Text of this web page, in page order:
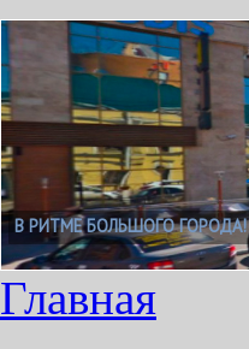
В РИТМЕ БОЛЬШОГО ГОРОДА!
Главная